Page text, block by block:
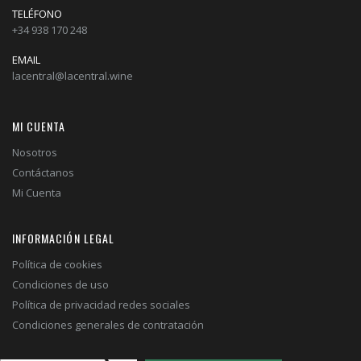
TELÉFONO
+34 938 170 248
EMAIL
lacentral@lacentral.wine
MI CUENTA
Nosotros
Contáctanos
Mi Cuenta
INFORMACIÓN LEGAL
Política de cookies
Condiciones de uso
Política de privacidad redes sociales
Condiciones generales de contratación